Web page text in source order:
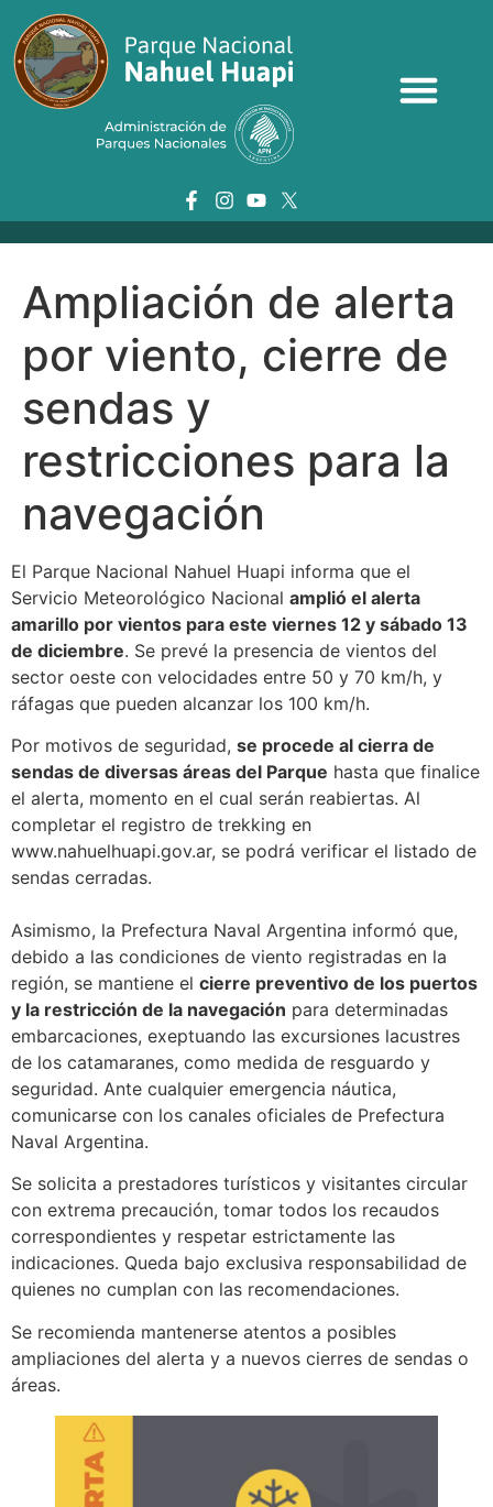
Ampliación de alerta
por viento, cierre de
sendas y
restricciones para la
navegación
El Parque Nacional Nahuel Huapi informa que el
Servicio Meteorológico Nacional amplió el alerta
amarillo por vientos para este viernes 12 y sábado 13
de diciembre. Se prevé la presencia de vientos del
sector oeste con velocidades entre 50 y 70 km/h, y
ráfagas que pueden alcanzar los 100 km/h.
Por motivos de seguridad, se procede al cierra de
sendas de diversas áreas del Parque hasta que finalice
el alerta, momento en el cual serán reabiertas. Al
completar el registro de trekking en
www.nahuelhuapi.gov.ar, se podrá verificar el listado de
sendas cerradas.
Asimismo, la Prefectura Naval Argentina informó que,
debido a las condiciones de viento registradas en la
región, se mantiene el cierre preventivo de los puertos
y la restricción de la navegación para determinadas
embarcaciones, exeptuando las excursiones lacustres
de los catamaranes, como medida de resguardo y
seguridad. Ante cualquier emergencia náutica,
comunicarse con los canales oficiales de Prefectura
Naval Argentina.
Se solicita a prestadores turísticos y visitantes circular
con extrema precaución, tomar todos los recaudos
correspondientes y respetar estrictamente las
indicaciones. Queda bajo exclusiva responsabilidad de
quienes no cumplan con las recomendaciones.
Se recomienda mantenerse atentos a posibles
ampliaciones del alerta y a nuevos cierres de sendas o
áreas.